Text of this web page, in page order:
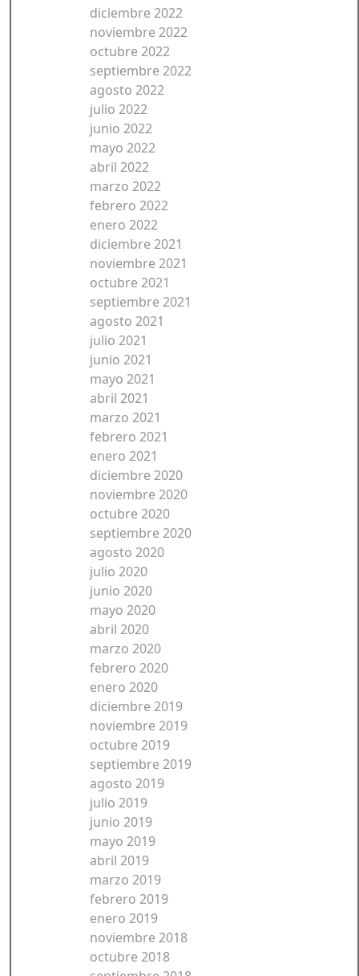
diciembre 2022
noviembre 2022
octubre 2022
septiembre 2022
agosto 2022
julio 2022
junio 2022
mayo 2022
abril 2022
marzo 2022
febrero 2022
enero 2022
diciembre 2021
noviembre 2021
octubre 2021
septiembre 2021
agosto 2021
julio 2021
junio 2021
mayo 2021
abril 2021
marzo 2021
febrero 2021
enero 2021
diciembre 2020
noviembre 2020
octubre 2020
septiembre 2020
agosto 2020
julio 2020
junio 2020
mayo 2020
abril 2020
marzo 2020
febrero 2020
enero 2020
diciembre 2019
noviembre 2019
octubre 2019
septiembre 2019
agosto 2019
julio 2019
junio 2019
mayo 2019
abril 2019
marzo 2019
febrero 2019
enero 2019
noviembre 2018
octubre 2018